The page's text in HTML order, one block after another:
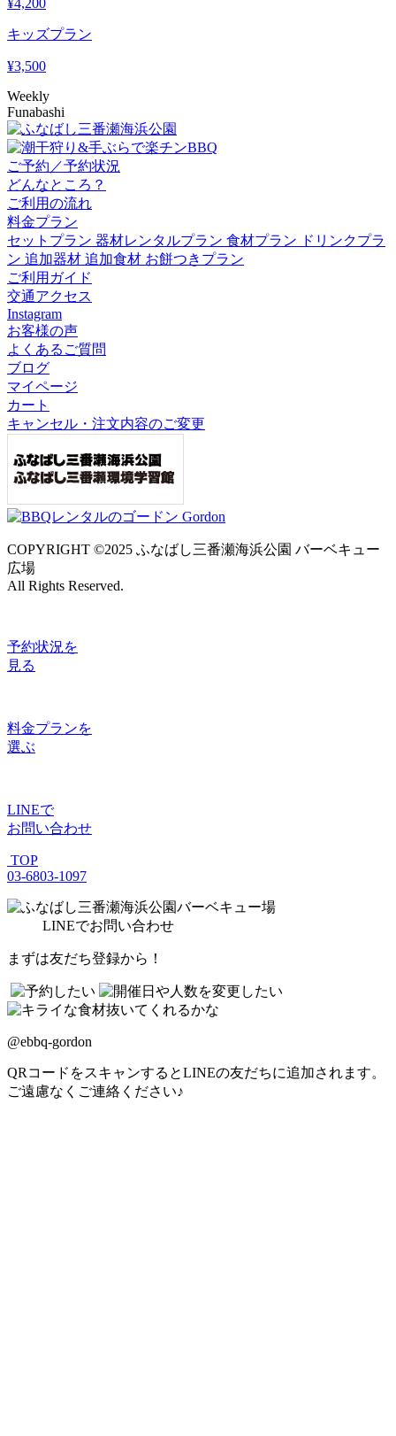
キッズプラン
¥3,500
Weekly
Funabashi
ご予約／予約状況
どんなところ？
ご利用の流れ
料金プラン
セットプラン 器材レンタルプラン 食材プラン ドリンクプラ
ン 追加器材 追加食材 お餅つきプラン
ご利用ガイド
交通アクセス
Instagram
お客様の声
よくあるご質問
ブログ
マイページ
カート
キャンセル・注文内容のご変更
COPYRIGHT ©2025 ふなばし三番瀬海浜公園 バーベキュー
広場
All Rights Reserved.
予約状況を
見る
料金プランを
選ぶ
LINEで
お問い合わせ
TOP
03-6803-1097
LINEでお問い合わせ
まずは友だち登録から！
@ebbq-gordon
QRコードをスキャンするとLINEの友だちに追加されます。
ご遠慮なくご連絡ください♪